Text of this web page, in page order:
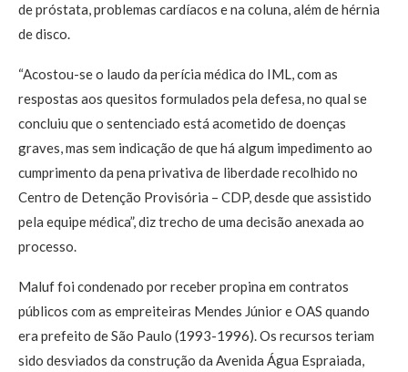
de próstata, problemas cardíacos e na coluna, além de hérnia
de disco.
“Acostou-se o laudo da perícia médica do IML, com as
respostas aos quesitos formulados pela defesa, no qual se
concluiu que o sentenciado está acometido de doenças
graves, mas sem indicação de que há algum impedimento ao
cumprimento da pena privativa de liberdade recolhido no
Centro de Detenção Provisória – CDP, desde que assistido
pela equipe médica”, diz trecho de uma decisão anexada ao
processo.
Maluf foi condenado por receber propina em contratos
públicos com as empreiteiras Mendes Júnior e OAS quando
era prefeito de São Paulo (1993-1996). Os recursos teriam
sido desviados da construção da Avenida Água Espraiada,